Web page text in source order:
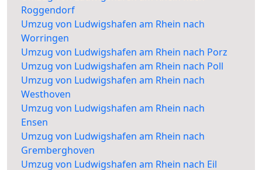
Roggendorf
Umzug von Ludwigshafen am Rhein nach
Worringen
Umzug von Ludwigshafen am Rhein nach Porz
Umzug von Ludwigshafen am Rhein nach Poll
Umzug von Ludwigshafen am Rhein nach
Westhoven
Umzug von Ludwigshafen am Rhein nach
Ensen
Umzug von Ludwigshafen am Rhein nach
Gremberghoven
Umzug von Ludwigshafen am Rhein nach Eil